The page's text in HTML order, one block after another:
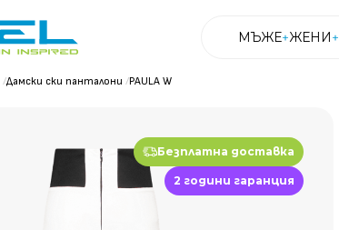
МЪЖЕ ЖЕНИ
/Дамски ски панталони /PAULA W
Безплатна доставка
2 години гаранция